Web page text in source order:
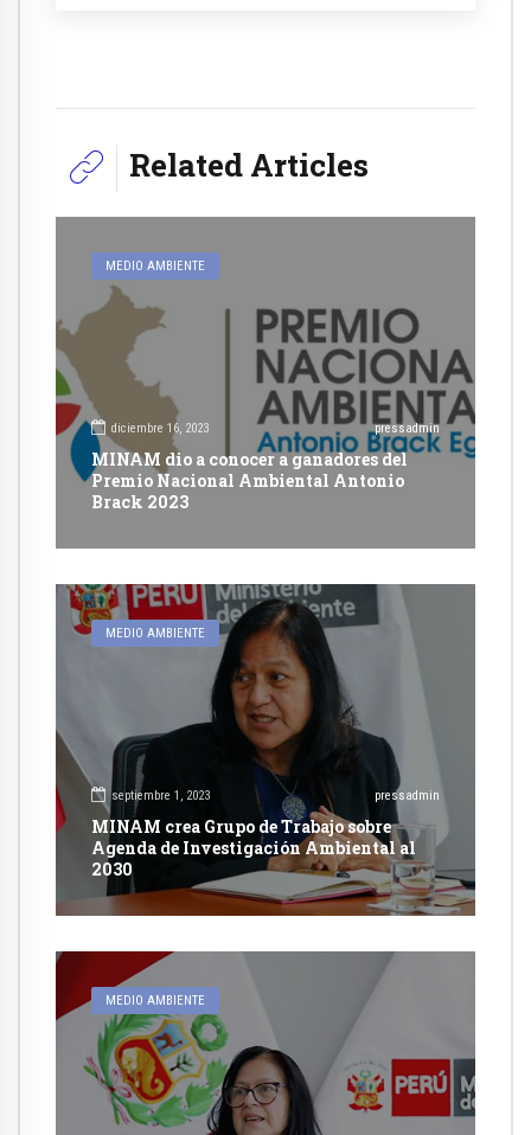
Related Articles
MEDIO AMBIENTE
diciembre 16, 2023 pressadmin
MINAM dio a conocer a ganadores del
Premio Nacional Ambiental Antonio
Brack 2023
MEDIO AMBIENTE
septiembre 1, 2023 pressadmin
MINAM crea Grupo de Trabajo sobre
Agenda de Investigación Ambiental al
2030
MEDIO AMBIENTE